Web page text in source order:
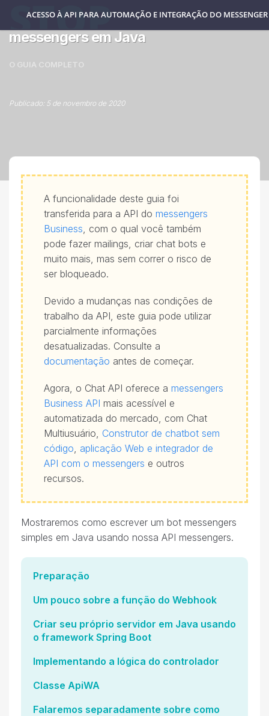
ACESSO À API PARA AUTOMAÇÃO E INTEGRAÇÃO DO
Exemplo de criação de um bot
messengers em Java
O GUIA COMPLETO
Publicado: 5 de novembro de 2020
A funcionalidade deste guia foi
transferida para a API do messengers
Business, com o qual você também
pode fazer mailings, criar chat bots e
muito mais, mas sem correr o risco de
ser bloqueado.
Devido a mudanças nas condições de
trabalho da API, este guia pode utilizar
parcialmente informações
desatualizadas. Consulte a
documentação antes de começar.
Agora, o Chat API oferece a messengers
Business API mais acessível e
automatizada do mercado, com Chat
Multiusuário, Construtor de chatbot sem
código, aplicação Web e integrador de
API com o messengers e outros
recursos.
Mostraremos como escrever um bot messengers
simples em Java usando nossa API messengers.
Preparação
Um pouco sobre a função do Webhook
Criar seu próprio servidor em Java usando
o framework Spring Boot
Implementando a lógica do controlador
Classe ApiWA
Falaremos separadamente sobre como